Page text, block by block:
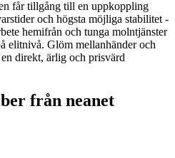
får tillgång till en uppkoppling
och högsta möjliga stabilitet -
hemifrån och tunga molntjänster
elitnivå. Glöm mellanhänder och
direkt, ärlig och prisvärd
från neanet